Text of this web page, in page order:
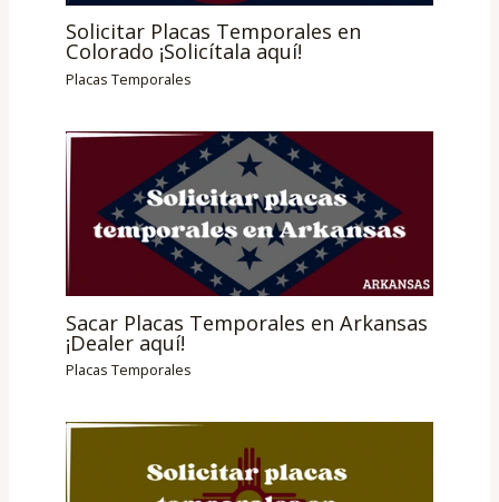
Solicitar Placas Temporales en
Colorado ¡Solicítala aquí!
Placas Temporales
Sacar Placas Temporales en Arkansas
¡Dealer aquí!
Placas Temporales